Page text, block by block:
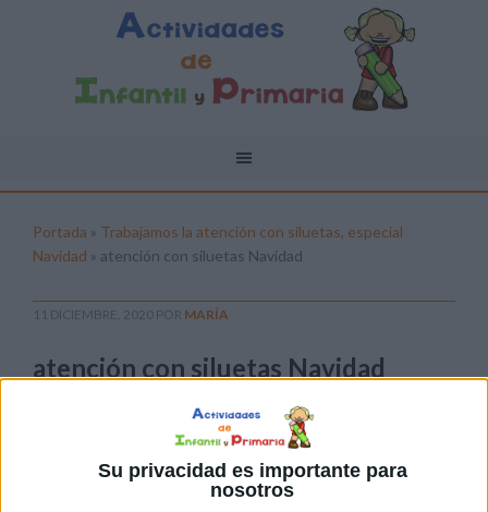
Su privacidad es importante para
nosotros
Portada » Trabajamos la atención con siluetas, especial
Navidad » atención con siluetas Navidad
11 DICIEMBRE, 2020 POR MARÍA
atención con siluetas Navidad
Pulsa sobre el enlace para descargar el